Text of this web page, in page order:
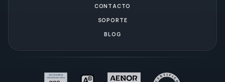
CONTACTO
SOPORTE
BLOG